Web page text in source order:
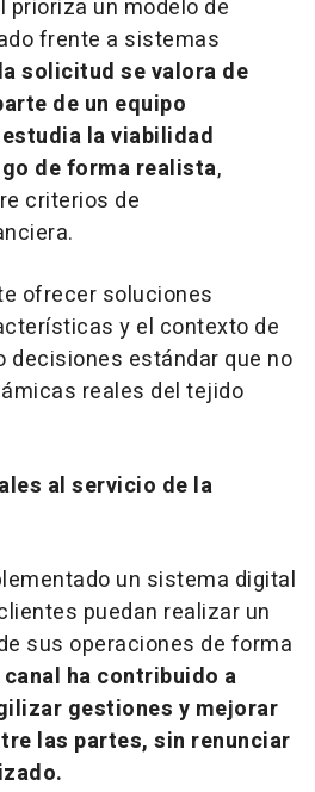
prioriza un modelo de
frente a sistemas
solicitud se valora de
de un equipo
la viabilidad
de forma realista,
criterios de
ofrecer soluciones
y el contexto de
decisiones estándar que no
reales del tejido
al servicio de la
un sistema digital
puedan realizar un
sus operaciones de forma
canal ha contribuido a
gestiones y mejorar
las partes, sin renunciar